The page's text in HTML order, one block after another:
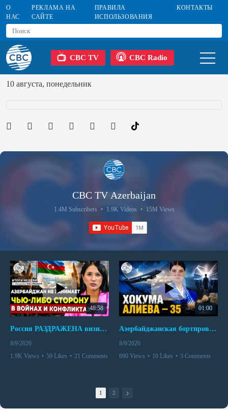
О
НАС
РЕКЛАМА НА
САЙТЕ
ПРАВИЛА
ИСПОЛЬЗОВАНИЯ
КОНТАКТЫ
CBC TV CBC Radio
10 августа, понедельник
CBC TV Azerbaijan
1.4M Subscribers • 1.9K Videos • 15M Views
48:58
Россия РАЗДРАЖЕНА визитом азербайджанского министра в Украину | Пашинян ВЗБУНТОВАЛСЯ в Кыргызстане
8/9/2026
1.9K Views • 59 Likes • 21 Comments
01:00
Азербайджанская бортпроводница погибла при крушении самолета Embraer E190
8/9/2026
690 Views • 10 Likes • 3 Comments
1 2